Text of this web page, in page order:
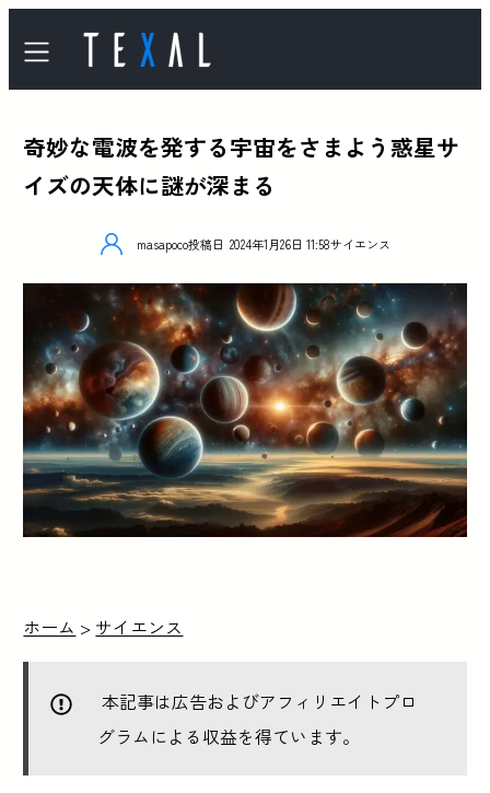
奇妙な電波を発する宇宙をさまよう惑星サ
イズの天体に謎が深まる
masapoco投稿日 2024年1月26日 11:58サイエンス
ホーム > サイエンス
本記事は広告およびアフィリエイトプロ
グラムによる収益を得ています。